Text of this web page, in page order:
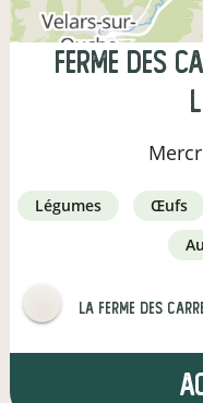
Ferme des
légumes œufs
La Ferme des